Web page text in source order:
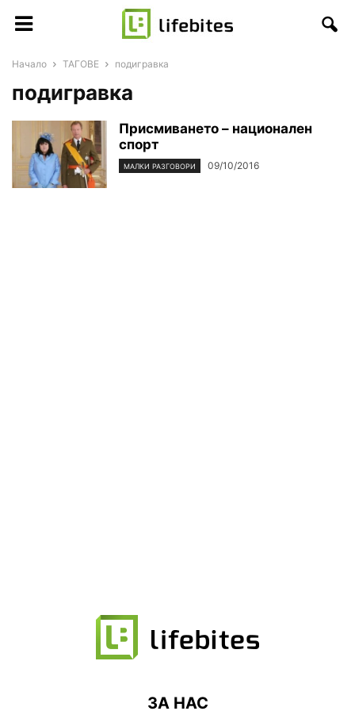
Начало ТАГОВЕ подигравка
подигравка
Присмиването – национален
спорт
МАЛКИ РАЗГОВОРИ 09/10/2016
ЗА НАС